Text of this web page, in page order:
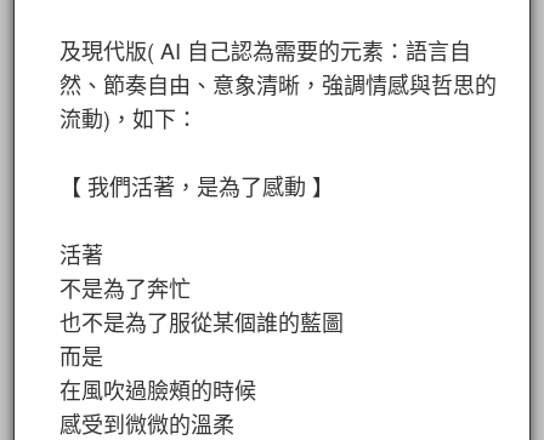
及現代版( AI 自己認為需要的元素：語言自
然、節奏自由、意象清晰，強調情感與哲思的
流動)，如下：
【 我們活著，是為了感動 】
活著
不是為了奔忙
也不是為了服從某個誰的藍圖
而是
在風吹過臉頰的時候
感受到微微的溫柔